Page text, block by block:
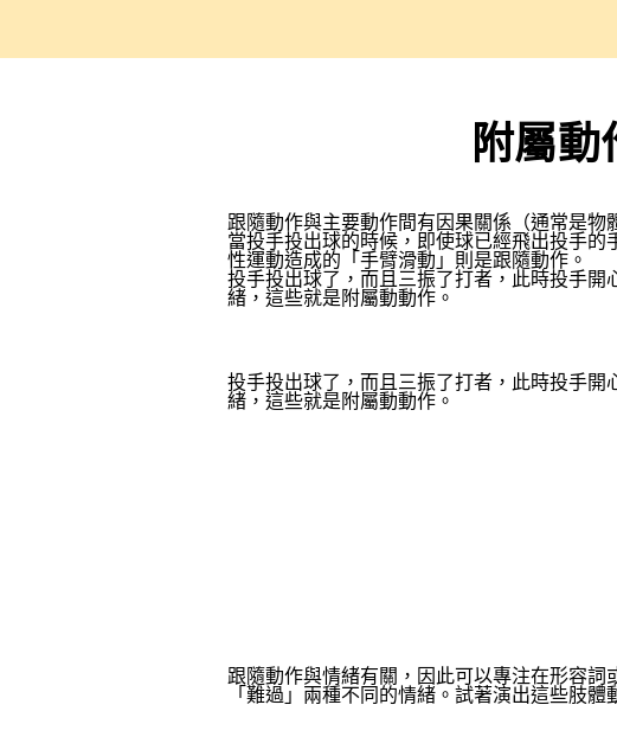
附屬
跟隨動作與主要動作間有因果關係（通常是
當投手投出球的時候，即使球已經飛出投手
性運動造成的「手臂滑動」則是跟隨動作。
投手投出球了，而且三振了打者，此時投手
緒，這些就是附屬動動作。
投手投出球了，而且三振了打者，此時投手
緒，這些就是附屬動動作。
跟隨動作與情緒有關，因此可以專注在形容
「難過」兩種不同的情緒。試著演出這些肢